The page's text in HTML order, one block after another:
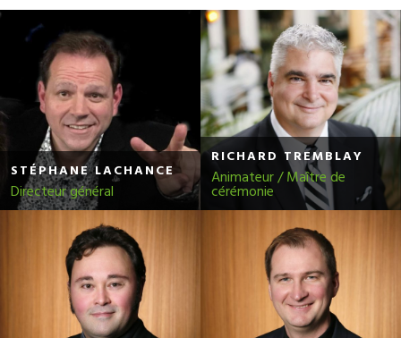
STÉPHANE LACHANCE
Directeur général
RICHARD TREMBLAY
Animateur / Maître de
cérémonie